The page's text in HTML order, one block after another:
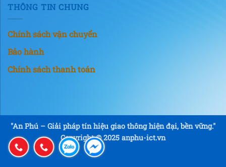
THÔNG TIN CHUNG
Chính sách vận chuyển
Bảo hành
Chính sách thanh toán
"An Phú – Giải pháp tín hiệu giao thông hiện đại, bền vững."
Copyright © 2025 anphu-ict.vn